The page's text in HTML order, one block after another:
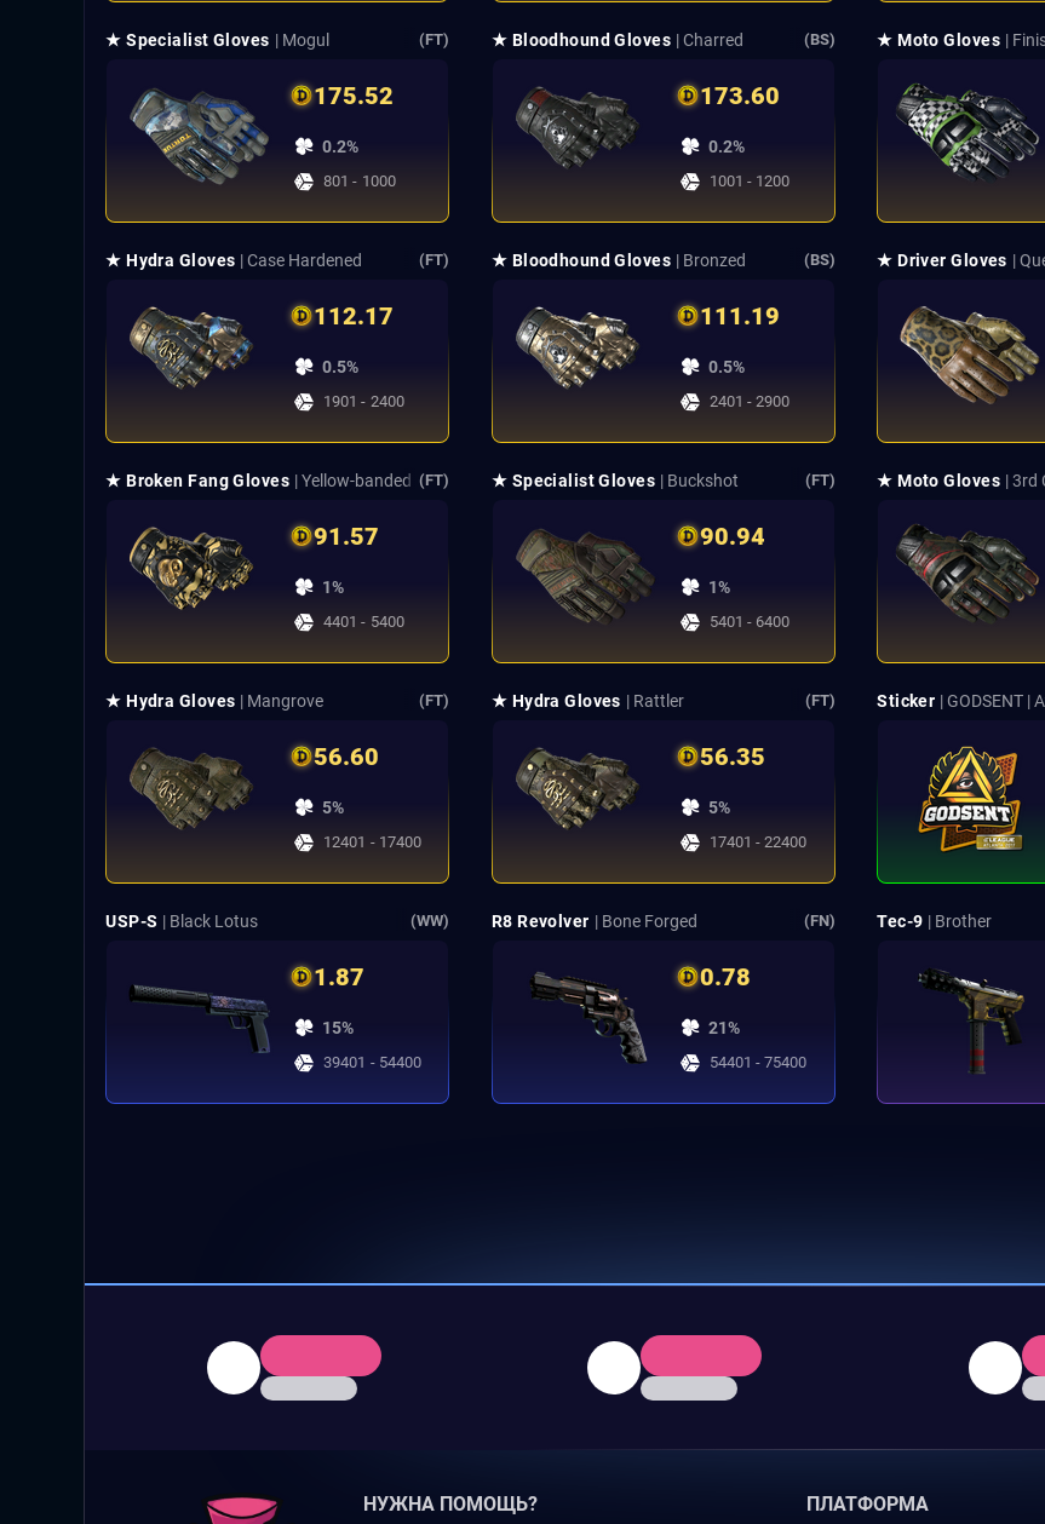
★ Specialist Gloves | Mogul (FT)
175.52
0.2%
801 - 1000
★ Bloodhound Gloves | Charred (BS)
173.60
0.2%
1001 - 1200
★ Moto Gloves |
★ Hydra Gloves | Case Hardened (FT)
112.17
0.5%
1901 - 2400
★ Bloodhound Gloves | Bronzed (BS)
111.19
0.5%
2401 - 2900
★ Driver Gloves |
★ Broken Fang Gloves | Yellow-banded (FT)
91.57
1%
4401 - 5400
★ Specialist Gloves | Buckshot (FT)
90.94
1%
5401 - 6400
★ Moto Gloves | 3rd
★ Hydra Gloves | Mangrove (FT)
56.60
5%
12401 - 17400
★ Hydra Gloves | Rattler (FT)
56.35
5%
17401 - 22400
Sticker | GODSENT |
USP-S | Black Lotus (WW)
1.87
15%
39401 - 54400
R8 Revolver | Bone Forged (FN)
0.78
21%
54401 - 75400
Tec-9 | Brother
НУЖНА ПОМОЩЬ? ПЛАТФОРМА